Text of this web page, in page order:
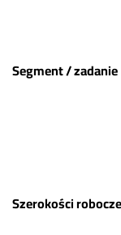
Segment / zadanie
Szerokości robocze